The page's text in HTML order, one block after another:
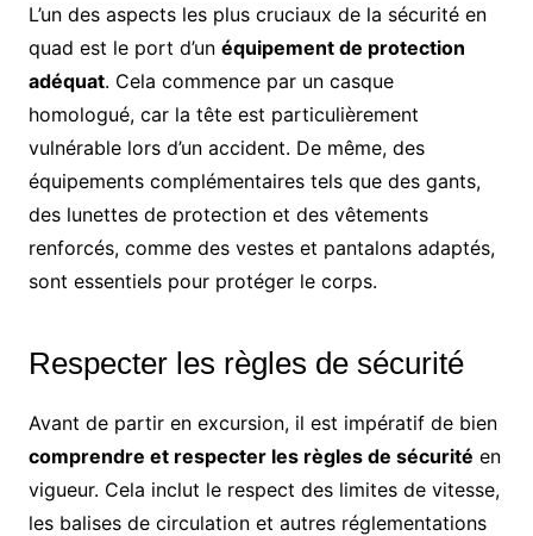
L’un des aspects les plus cruciaux de la sécurité en
quad est le port d’un équipement de protection
adéquat. Cela commence par un casque
homologué, car la tête est particulièrement
vulnérable lors d’un accident. De même, des
équipements complémentaires tels que des gants,
des lunettes de protection et des vêtements
renforcés, comme des vestes et pantalons adaptés,
sont essentiels pour protéger le corps.
Respecter les règles de sécurité
Avant de partir en excursion, il est impératif de bien
comprendre et respecter les règles de sécurité en
vigueur. Cela inclut le respect des limites de vitesse,
les balises de circulation et autres réglementations